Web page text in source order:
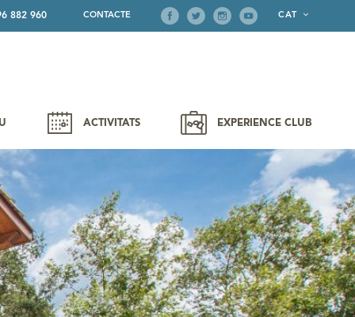
CAT
CONTACTE
882 960
ACTIVITATS EXPERIENCE CLUB